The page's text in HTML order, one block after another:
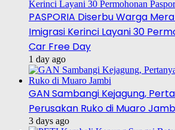
PASPORIA Diserbu Warga
Imigrasi Kerinci Layani 30
Car Free Day
1 day ago
GAN Sambangi Kejagung,
Perusakan Ruko di Muaro
3 days ago